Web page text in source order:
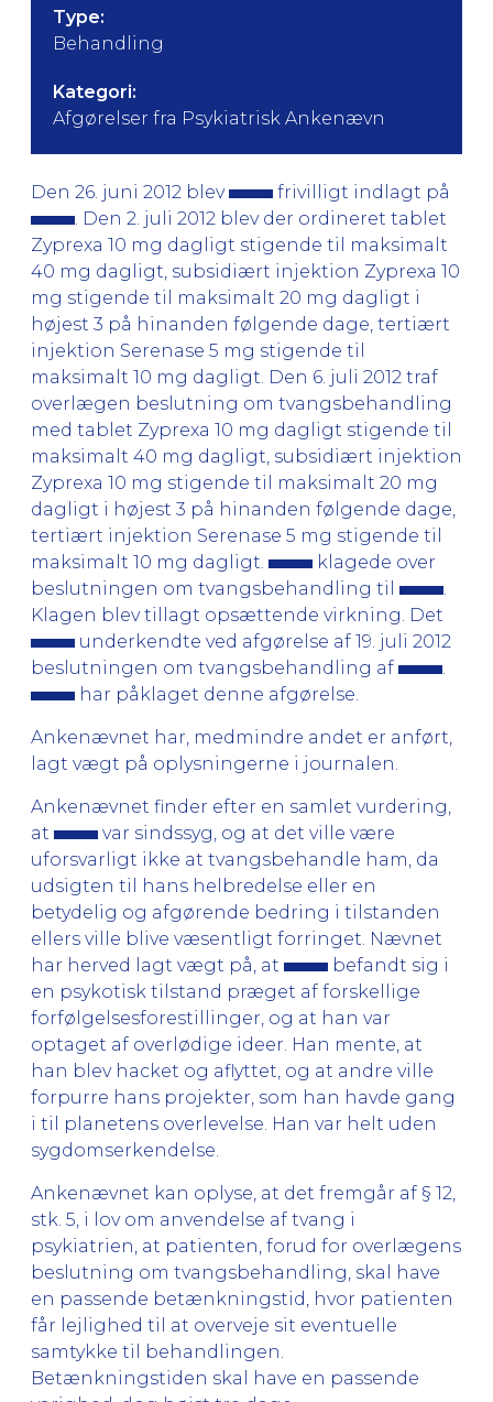
Type:
Behandling
Kategori:
Afgørelser fra Psykiatrisk Ankenævn
Den 26. juni 2012 blev
frivilligt indlagt på
. Den 2. juli 2012 blev der ordineret tablet
Zyprexa 10 mg dagligt stigende til maksimalt
40 mg dagligt, subsidiært injektion Zyprexa 10
mg stigende til maksimalt 20 mg dagligt i
højest 3 på hinanden følgende dage, tertiært
injektion Serenase 5 mg stigende til
maksimalt 10 mg dagligt. Den 6. juli 2012 traf
overlægen beslutning om tvangsbehandling
med tablet Zyprexa 10 mg dagligt stigende til
maksimalt 40 mg dagligt, subsidiært injektion
Zyprexa 10 mg stigende til maksimalt 20 mg
dagligt i højest 3 på hinanden følgende dage,
tertiært injektion Serenase 5 mg stigende til
maksimalt 10 mg dagligt.
klagede over
beslutningen om tvangsbehandling til
Klagen blev tillagt opsættende virkning. Det
underkendte ved afgørelse af 19. juli 2012
beslutningen om tvangsbehandling af
har påklaget denne afgørelse.
Ankenævnet har, medmindre andet er anført,
lagt vægt på oplysningerne i journalen.
Ankenævnet finder efter en samlet vurdering,
at
var sindssyg, og at det ville være
uforsvarligt ikke at tvangsbehandle ham, da
udsigten til hans helbredelse eller en
betydelig og afgørende bedring i tilstanden
ellers ville blive væsentligt forringet. Nævnet
har herved lagt vægt på, at
befandt sig i
en psykotisk tilstand præget af forskellige
forfølgelsesforestillinger, og at han var
optaget af overlødige ideer. Han mente, at
han blev hacket og aflyttet, og at andre ville
forpurre hans projekter, som han havde gang
i til planetens overlevelse. Han var helt uden
sygdomserkendelse.
Ankenævnet kan oplyse, at det fremgår af § 12,
stk. 5, i lov om anvendelse af tvang i
psykiatrien, at patienten, forud for overlægens
beslutning om tvangsbehandling, skal have
en passende betænkningstid, hvor patienten
får lejlighed til at overveje sit eventuelle
samtykke til behandlingen.
Betænkningstiden skal have en passende